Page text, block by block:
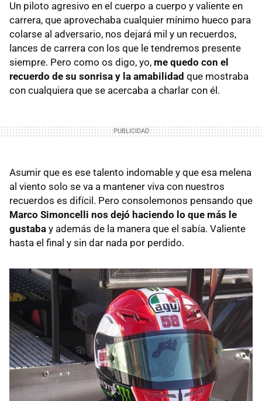
Un piloto agresivo en el cuerpo a cuerpo y valiente en
carrera, que aprovechaba cualquier mínimo hueco para
colarse al adversario, nos dejará mil y un recuerdos,
lances de carrera con los que le tendremos presente
siempre. Pero como os digo, yo, me quedo con el
recuerdo de su sonrisa y la amabilidad que mostraba
con cualquiera que se acercaba a charlar con él.
Asumir que es ese talento indomable y que esa melena
al viento solo se va a mantener viva con nuestros
recuerdos es difícil. Pero consolemonos pensando que
Marco Simoncelli nos dejó haciendo lo que más le
gustaba y además de la manera que el sabía. Valiente
hasta el final y sin dar nada por perdido.